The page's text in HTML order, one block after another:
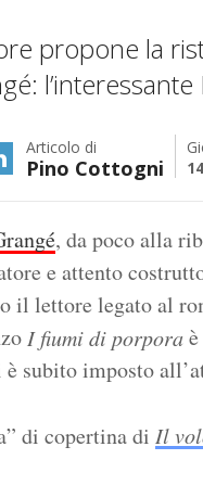
propone la
Articolo di
Pino Cottogni
, da poco alla
e attento
il lettore legato al
I fiumi di porpora
subito imposto
di copertina di Il